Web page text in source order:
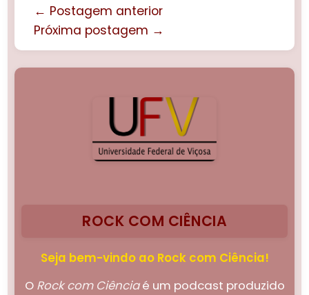
← Postagem anterior
Próxima postagem →
ROCK COM CIÊNCIA
Seja bem-vindo ao Rock com Ciência!
O Rock com Ciênciaé um podcast produzido